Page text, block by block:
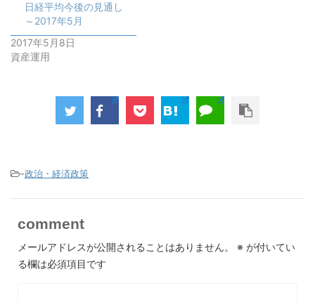
日経平均今後の見通し
～2017年5月
2017年5月8日
資産運用
-政治・経済政策
comment
メールアドレスが公開されることはありません。 ※ が付いてい
る欄は必須項目です